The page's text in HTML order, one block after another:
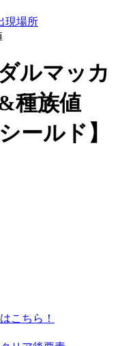
現場所
ルマッカ
種族値
ールド】
こちら！